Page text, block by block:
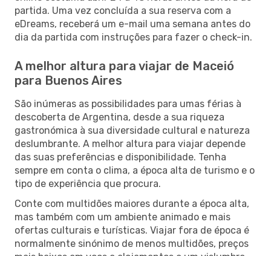
partida. Uma vez concluída a sua reserva com a
eDreams, receberá um e-mail uma semana antes do
dia da partida com instruções para fazer o check-in.
A melhor altura para viajar de Maceió
para Buenos Aires
São inúmeras as possibilidades para umas férias à
descoberta de Argentina, desde a sua riqueza
gastronómica à sua diversidade cultural e natureza
deslumbrante. A melhor altura para viajar depende
das suas preferências e disponibilidade. Tenha
sempre em conta o clima, a época alta de turismo e o
tipo de experiência que procura.
Conte com multidões maiores durante a época alta,
mas também com um ambiente animado e mais
ofertas culturais e turísticas. Viajar fora de época é
normalmente sinónimo de menos multidões, preços